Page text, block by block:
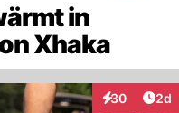
in
Xhaka
30
Interaktionen
2d